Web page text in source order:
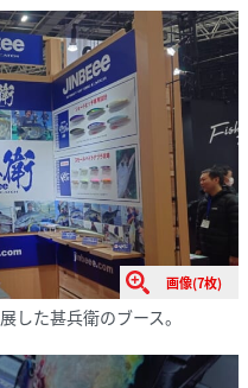
画像(7枚)
した甚兵衛のブース。